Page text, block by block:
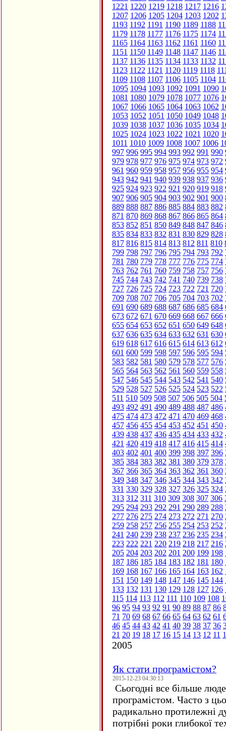
1221 1220 1219 1218 1217 1216
1207 1206 1205 1204 1203 1202
1193 1192 1191 1190 1189 1188
1179 1178 1177 1176 1175 1174
1165 1164 1163 1162 1161 1160
1151 1150 1149 1148 1147 1146
1137 1136 1135 1134 1133 1132
1123 1122 1121 1120 1119 1118
1109 1108 1107 1106 1105 1104
1095 1094 1093 1092 1091 1090
1081 1080 1079 1078 1077 1076
1067 1066 1065 1064 1063 1062
1053 1052 1051 1050 1049 1048
1039 1038 1037 1036 1035 1034
1025 1024 1023 1022 1021 1020
1011 1010 1009 1008 1007 1006
997 996 995 994 993 992 991 990
979 978 977 976 975 974 973 972
961 960 959 958 957 956 955 954
943 942 941 940 939 938 937 936
925 924 923 922 921 920 919 918
907 906 905 904 903 902 901 900
889 888 887 886 885 884 883 882
871 870 869 868 867 866 865 864
853 852 851 850 849 848 847 846
835 834 833 832 831 830 829 828
817 816 815 814 813 812 811 810
799 798 797 796 795 794 793 792
781 780 779 778 777 776 775 774
763 762 761 760 759 758 757 756
745 744 743 742 741 740 739 738
727 726 725 724 723 722 721 720
709 708 707 706 705 704 703 702
691 690 689 688 687 686 685 684
673 672 671 670 669 668 667 666
655 654 653 652 651 650 649 648
637 636 635 634 633 632 631 630
619 618 617 616 615 614 613 612
601 600 599 598 597 596 595 594
583 582 581 580 579 578 577 576
565 564 563 562 561 560 559 558
547 546 545 544 543 542 541 540
529 528 527 526 525 524 523 522
511 510 509 508 507 506 505 504
493 492 491 490 489 488 487 486
475 474 473 472 471 470 469 468
457 456 455 454 453 452 451 450
439 438 437 436 435 434 433 432
421 420 419 418 417 416 415 414
403 402 401 400 399 398 397 396
385 384 383 382 381 380 379 378
367 366 365 364 363 362 361 360
349 348 347 346 345 344 343 342
331 330 329 328 327 326 325 324
313 312 311 310 309 308 307 306
295 294 293 292 291 290 289 288
277 276 275 274 273 272 271 270
259 258 257 256 255 254 253 252
241 240 239 238 237 236 235 234
223 222 221 220 219 218 217 216
205 204 203 202 201 200 199 198
187 186 185 184 183 182 181 180
169 168 167 166 165 164 163 162
151 150 149 148 147 146 145 144
133 132 131 130 129 128 127 126
115 114 113 112 111 110 109 108
96 95 94 93 92 91 90 89 88 87 86
71 70 69 68 67 66 65 64 63 62 61
46 45 44 43 42 41 40 39 38 37 36
21 20 19 18 17 16 15 14 13 12 11
2005
Як стати програмістом?
2015-12-23 04:30:13
Сьогодні все більше
програмістом. Часто з
радикально протилежні
потрібні роки глибокої